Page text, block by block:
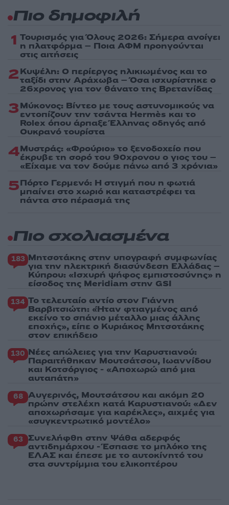
Πιο δημοφιλή
1 Τουρισμός για Όλους 2026: Σήμερα ανοίγει
η πλατφόρμα – Ποια ΑΦΜ προηγούνται
στις αιτήσεις
2Κυψέλη: Ο περίεργος ηλικιωμένος και το
ταξίδι στην Αράχωβα – Όσα ισχυρίστηκε ο
26χρονος για τον θάνατο της Βρετανίδας
3Μύκονος: Βίντεο με τους αστυνομικούς να
εντοπίζουν την τσάντα Hermès και το
Rolex όπου άρπαξε Έλληνας οδηγός από
Ουκρανό τουρίστα
4Μυστράς: «Φρούριο» το ξενοδοχείο που
έκρυβε τη σορό του 90χρονου ο γιος του –
«Είχαμε να τον δούμε πάνω από 3 χρόνια»
5Πόρτο Γερμενό: Η στιγμή που η φωτιά
μπαίνει στο χωριό και καταστρέφει τα
πάντα στο πέρασμά της
Πιο σχολιασμένα
183 Μητσοτάκης στην υπογραφή συμφωνίας
για την ηλεκτρική διασύνδεση Ελλάδας –
Κύπρου: «Ισχυρή ψήφος εμπιστοσύνης» η
είσοδος της Meridiam στην GSI
134 Το τελευταίο αντίο στον Γιάννη
Βαρβιτσιώτη: «Ήταν φτιαγμένος από
εκείνο το σπάνιο μέταλλο μιας άλλης
εποχής», είπε ο Κυριάκος Μητσοτάκης
στον επικήδειο
130 Νέες απώλειες για την Καρυστιανού:
Παραιτήθηκαν Μουτσάτσου, Ιωαννίδου
και Κοτσόργιος - «Αποχωρώ από μια
αυταπάτη»
68 Αυγερινός, Μουτσάτσου και ακόμη 20
πρώην στελέχη κατά Καρυστιανού: «Δεν
αποχωρήσαμε για καρέκλες», αιχμές για
«συγκεντρωτικό μοντέλο»
63 Συνελήφθη στην Ψάθα αδερφός
αντιδημάρχου - Έσπασε το μπλόκο της
ΕΛΑΣ και έπεσε με το αυτοκίνητό του
στα συντρίμμια του ελικοπτέρου